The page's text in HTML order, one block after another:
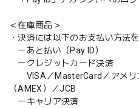
＜在庫商品＞
・決済には以下のお支払い方法
ーあと払い（Pay ID）
ークレジットカード決済
VISA／MasterCard／アメリ
（AMEX）／JCB
ーキャリア決済